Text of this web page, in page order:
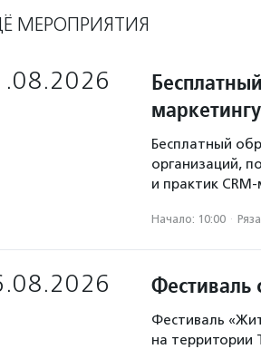
МЕРОПРИЯТИЯ
маркетингу
Бесплатный
организаций,
и практик
Начало: 10:00 ·
Фестиваль
Фестиваль
на территории